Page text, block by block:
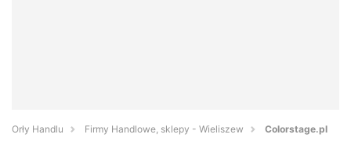
Orły Handlu Firmy Handlowe, sklepy - Wieliszew Colorstage.pl